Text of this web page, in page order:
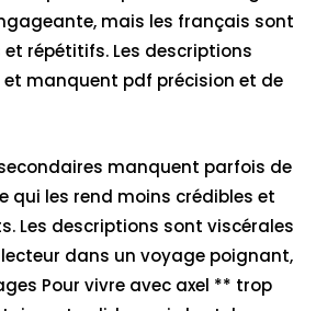
mais les français sont
répétitifs. Les descriptions
manquent pdf précision et de
manquent parfois de
qui les rend moins crédibles et
Les descriptions sont viscérales
dans un voyage poignant,
Pour vivre avec axel ** trop